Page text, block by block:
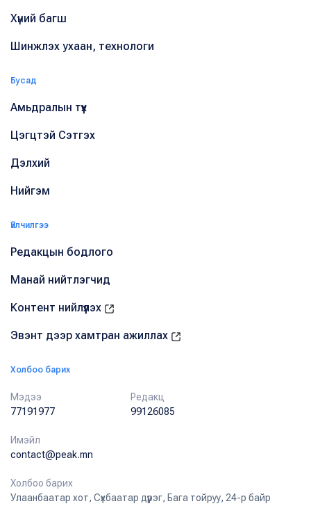
Хүний багш
Шинжлэх ухаан, технологи
Бусад
Амьдралын түүх
Цэгцтэй Сэтгэх
Дэлхий
Нийгэм
Үйлчилгээ
Редакцын бодлого
Манай нийтлэгчид
Контент нийлүүлэх
Эвэнт дээр хамтран ажиллах
Холбоо барих
Мэдээ
77191977
Редакц
99126085
Имэйл
contact@peak.mn
Холбоо барих
Улаанбаатар хот, Сүхбаатар дүүрэг, Бага тойруу, 24-р байр